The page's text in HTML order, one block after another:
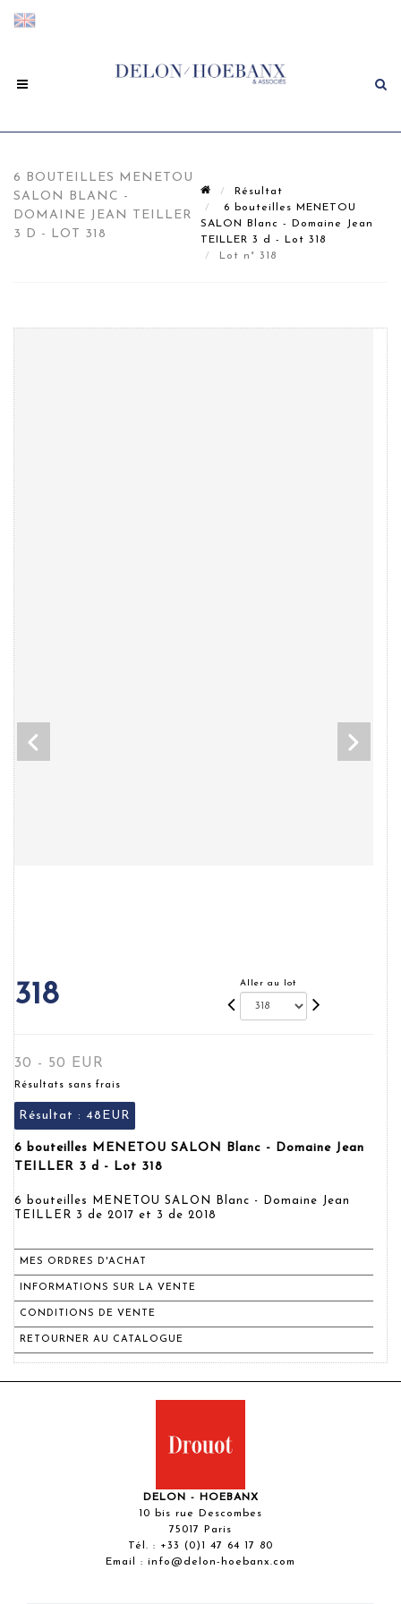
6 BOUTEILLES MENETOU
SALON BLANC -
DOMAINE JEAN TEILLER
3 D - LOT 318
Résultat
6 bouteilles MENETOU
SALON Blanc - Domaine Jean
TEILLER 3 d - Lot 318
Lot n° 318
318 Aller au lot
30 - 50 EUR
Résultats sans frais
Résultat : 48EUR
6 bouteilles MENETOU SALON Blanc - Domaine Jean
TEILLER 3 d - Lot 318
6 bouteilles MENETOU SALON Blanc - Domaine Jean
TEILLER 3 de 2017 et 3 de 2018
MES ORDRES D'ACHAT
INFORMATIONS SUR LA VENTE
CONDITIONS DE VENTE
RETOURNER AU CATALOGUE
DELON - HOEBANX
10 bis rue Descombes
75017 Paris
Tél. : +33 (0)1 47 64 17 80
Email : info@delon-hoebanx.com